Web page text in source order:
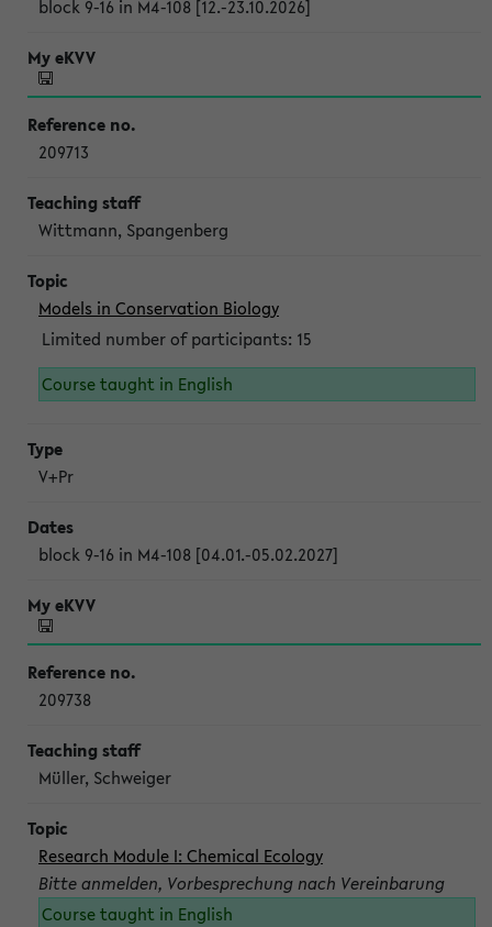
block 9-16 in M4-108 [12.-23.10.2026]
209713
Wittmann, Spangenberg
Models in Conservation Biology
Limited number of participants: 15
Course taught in English
V+Pr
block 9-16 in M4-108 [04.01.-05.02.2027]
209738
Müller, Schweiger
Research Module I: Chemical Ecology
Bitte anmelden, Vorbesprechung nach Vereinbarung
Course taught in English